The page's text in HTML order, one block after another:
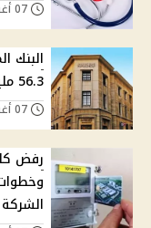
البنك
56.3 مليار دولار بزيادة 1.23 مليار في يوليو
رفض
الشركة